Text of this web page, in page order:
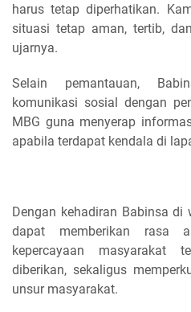
harus tetap diperhatikan.
situasi tetap aman, tertib,
ujarnya.
Selain pemantauan,
komunikasi sosial dengan
MBG guna menyerap
apabila terdapat kendala di
Dengan kehadiran Babinsa di
dapat memberikan rasa
kepercayaan masyarakat
diberikan, sekaligus
unsur masyarakat.